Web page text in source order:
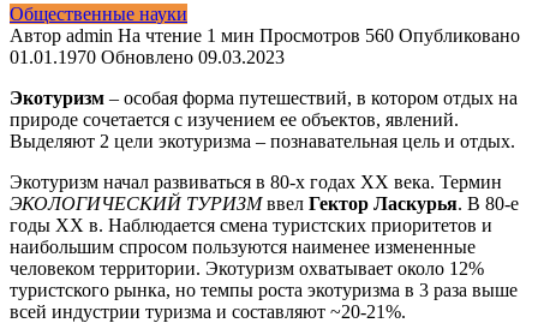
Общественные науки
Автор admin На чтение 1 мин Просмотров 560 Опубликовано
01.01.1970 Обновлено 09.03.2023
Экотуризм – особая форма путешествий, в котором отдых на
природе сочетается с изучением ее объектов, явлений.
Выделяют 2 цели экотуризма – познавательная цель и отдых.
Экотуризм начал развиваться в 80-х годах XX века. Термин
ЭКОЛОГИЧЕСКИЙ ТУРИЗМввел Гектор Ласкурья. В 80-е
годы XX в. Наблюдается смена туристских приоритетов и
наибольшим спросом пользуются наименее измененные
человеком территории. Экотуризм охватывает около 12%
туристского рынка, но темпы роста экотуризма в 3 раза выше
всей индустрии туризма и составляют ~20-21%.